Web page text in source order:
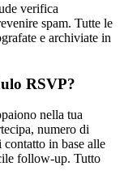
verifica
spam. Tutte le
e archiviate in
RSVP?
nella tua
numero di
in base alle
follow-up. Tutto